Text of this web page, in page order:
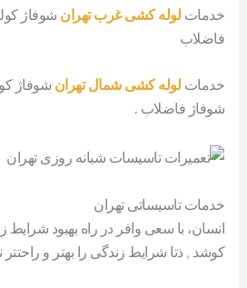
خدمات لوله کشی غرب تهران شوفاژ
فاضلاب
خدمات لوله کشی شمال تهران شوفاژ
شوفاژ فاضلاب .
خدمات تاسیساتی تهران
انسان، با سعی وافر در راه بهبود
کوشد , ذتا شرايط زندگی را بهتر و راحتتر